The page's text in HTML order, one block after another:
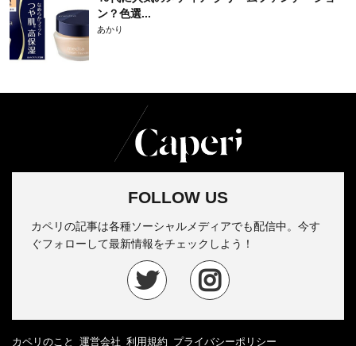
ン？色選...
あかり
FOLLOW US
カペリの記事は各種ソーシャルメディアでも配信中。今す
ぐフォローして最新情報をチェックしよう！
カペリのこと 運営会社 利用規約 プライバシーポリシー